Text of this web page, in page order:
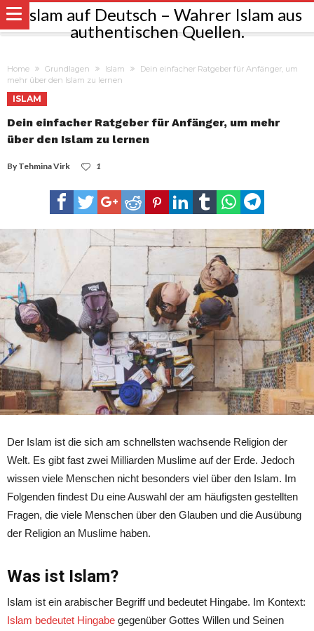
Home Grundlagen Islam
Dein einfacher Ratgeber für Anfänger, um
mehr über den Islam zu lernen
ISLAM
Dein einfacher Ratgeber für Anfänger, um mehr
über den Islam zu lernen
By Tehmina Virk 1
Der Islam ist die sich am schnellsten wachsende Religion der
Welt. Es gibt fast zwei Milliarden Muslime auf der Erde. Jedoch
wissen viele Menschen nicht besonders viel über den Islam. Im
Folgenden findest Du eine Auswahl der am häufigsten gestellten
Fragen, die viele Menschen über den Glauben und die Ausübung
der Religion an Muslime haben.
Was ist Islam?
Islam ist ein arabischer Begriff und bedeutet Hingabe. Im Kontext:
Islam bedeutet Hingabe gegenüber Gottes Willen und Seinen